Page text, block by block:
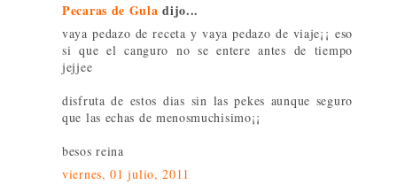
Pecaras de Gula dijo...
vaya pedazo de receta y vaya pedazo de viaje¡¡ eso
si que el canguro no se entere antes de tiempo
jejjee
disfruta de estos dias sin las pekes aunque seguro
que las echas de menosmuchisimo¡¡
besos reina
viernes, 01 julio, 2011